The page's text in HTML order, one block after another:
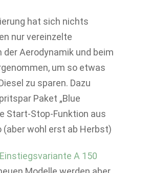
hat sich nichts
nur vereinzelte
der Aerodynamik und beim
um so etwas
zu sparen. Dazu
Paket „Blue
Start-Stop-Funktion aus
(aber wohl erst ab Herbst)
Einstiegsvariante A 150